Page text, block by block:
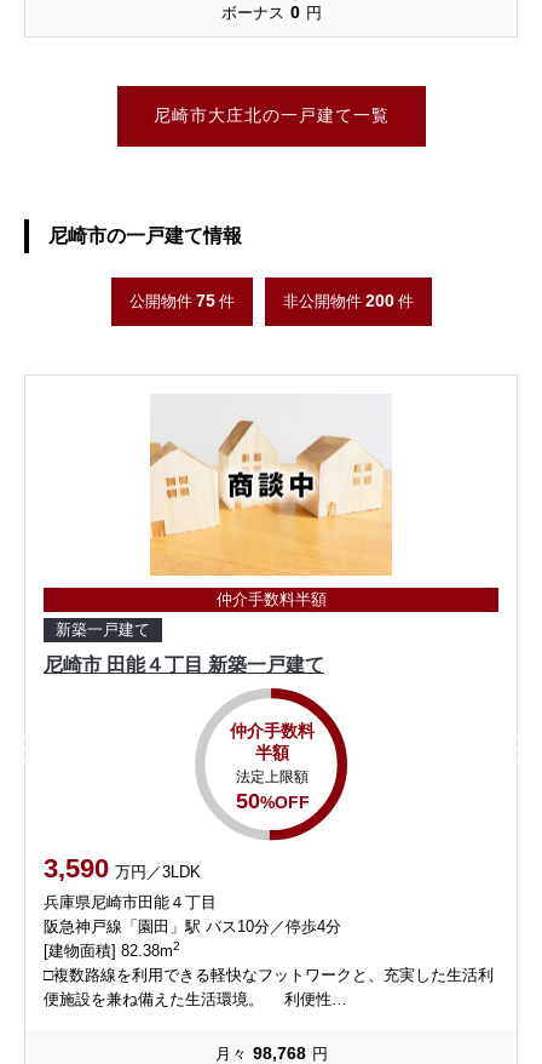
ボーナス 0 円
尼崎市大庄北の一戸建て一覧
尼崎市の一戸建て情報
公開物件 75 件 非公開物件 200 件
仲介手数料半額
新築一戸建て
尼崎市 田能４丁目 新築一戸建て
仲介手数料
半額
法定上限額
50%OFF
3,590 万円／3LDK
兵庫県尼崎市田能４丁目
阪急神戸線「園田」駅 バス10分／停歩4分
[建物面積] 82.38m2
□複数路線を利用できる軽快なフットワークと、充実した生活利
便施設を兼ね備えた生活環境。 利便性…
月々 98,768 円